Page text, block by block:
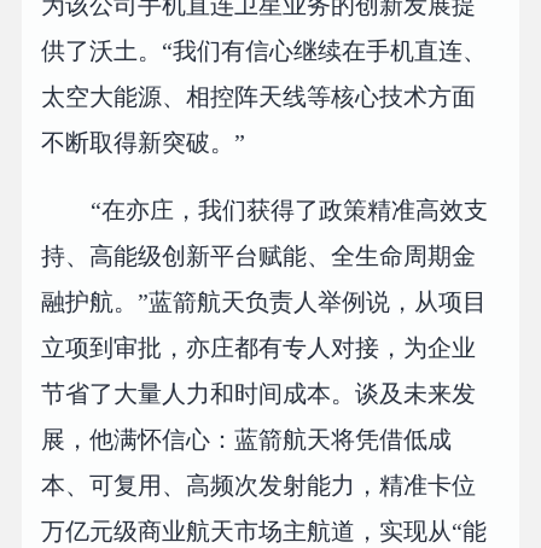
供了沃土。“我们有信心继续在手机直连、
太空大能源、相控阵天线等核心技术方面
不断取得新突破。”
“在亦庄，我们获得了政策精准高效支
持、高能级创新平台赋能、全生命周期金
融护航。”蓝箭航天负责人举例说，从项目
立项到审批，亦庄都有专人对接，为企业
节省了大量人力和时间成本。谈及未来发
展，他满怀信心：蓝箭航天将凭借低成
本、可复用、高频次发射能力，精准卡位
万亿元级商业航天市场主航道，实现从“能